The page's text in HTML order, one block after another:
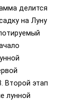
делится
на Луну
Второй этап
лунной